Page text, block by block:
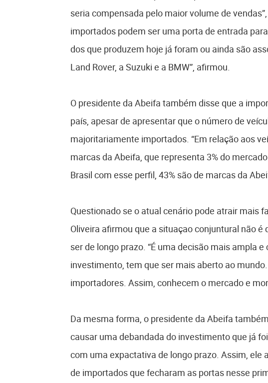
seria compensada pelo maior volume de
importados podem ser uma porta de entrada
dos que produzem hoje já foram ou ainda são
Land Rover, a Suzuki e a BMW”, afirmou.
O presidente da Abeifa também disse que a
país, apesar de apresentar que o número de
majoritariamente importados. “Em relação aos
marcas da Abeifa, que representa 3% do
Brasil com esse perfil, 43% são de marcas da
Questionado se o atual cenário pode atrair mais
Oliveira afirmou que a situaçao conjuntural não
ser de longo prazo. “É uma decisão mais ampla
investimento, tem que ser mais aberto ao
importadores. Assim, conhecem o mercado e
Da mesma forma, o presidente da Abeifa
causar uma debandada do investimento que já
com uma expactativa de longo prazo. Assim, ele
de importados que fecharam as portas nesse